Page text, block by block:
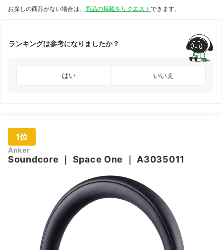
お探しの商品がない場合は、 商品の掲載をリクエスト できます。
ランキングは参考になりましたか？
はい いいえ
1位
Anker
Soundcore ｜ Space One ｜ A3035011